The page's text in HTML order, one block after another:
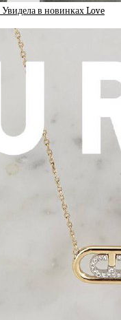
в новинках Love